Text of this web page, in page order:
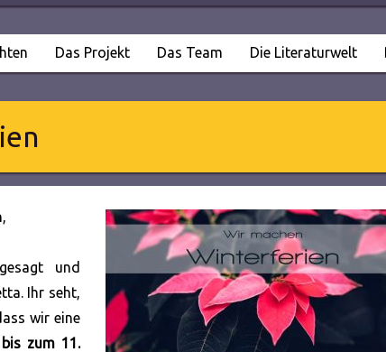
Das Projekt Das Team Die Literaturwelt
und
Ihr seht,
wir eine
zum 11.